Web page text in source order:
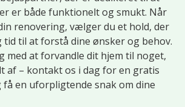
er både funktionelt og smukt. Når
renovering, vælger du et hold, der
til at forstå dine ønsker og behov.
med at forvandle dit hjem til noget,
af – kontakt os i dag for en gratis
en uforpligtende snak om dine